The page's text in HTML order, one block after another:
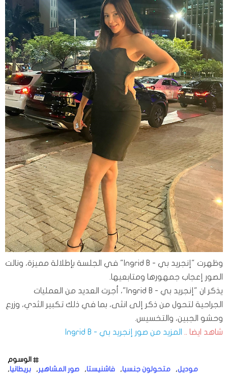
وظهرت "إنجريد بي - Ingrid B" في الجلسة بإطلالة مميزة، ونالت
الصور إعجاب جمهورها ومتابعيها.
يذكر ان "إنجريد بي - Ingrid B"، أجرت العديد من العمليات
الجراحية لتحول من ذكر إلى انثى، بما في ذلك تكبير الثدي، وزرع
وحشو الجبين، والتخسيس.
شاهد ايضا .. المزيد من صور إنجريد بي - Ingrid B
الوسوم
بريطانيا
صور المشاهير فاشنيستا متحولون جنسيا موديل